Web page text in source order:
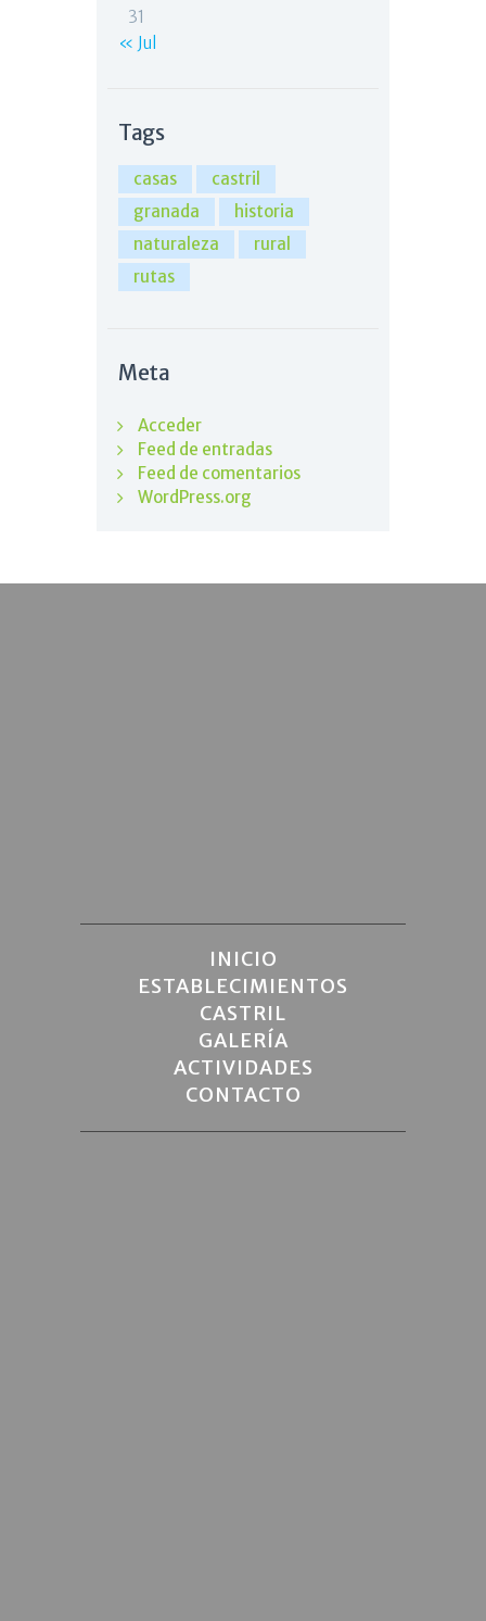
31
« Jul
Tags
casas
castril
granada
historia
naturaleza
rural
rutas
Meta
Acceder
Feed de entradas
Feed de comentarios
WordPress.org
INICIO
ESTABLECIMIENTOS
CASTRIL
GALERÍA
ACTIVIDADES
CONTACTO